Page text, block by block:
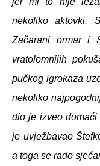
nekoliko aktovki.
Začarani ormar i
vratolomnijih
pučkog igrokaza
nekoliko
dio je izveo domaći
je uvježbavao
a toga se rado